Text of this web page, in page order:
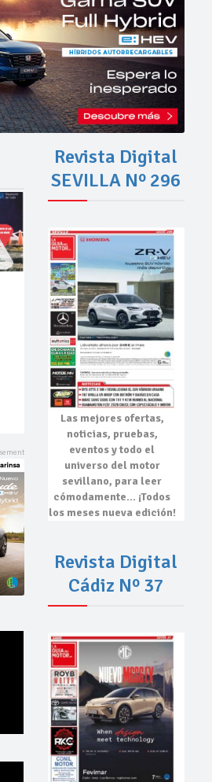
Revista Digital
SEVILLA Nº 296
Las mejores ofertas,
noticias, pruebas,
eventosy todo el
universo del motor
sevillano, para leer
cómodamente… ¡Todos
los meses nueva edición!
Revista Digital
Cádiz Nº 37